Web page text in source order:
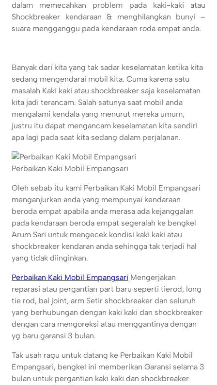
dalam memecahkan problem pada kaki-kaki atau
Shockbreaker kendaraan & menghilangkan bunyi –
suara mengganggu pada kendaraan roda empat anda.
Banyak dari kita yang tak sadar keselamatan ketika kita
sedang mengendarai mobil kita. Cuma karena satu
masalah Kaki kaki atau shockbreaker saja keselamatan
kita jadi terancam. Salah satunya saat mobil anda
mengalami kendala yang menurut mereka umum,
justru itu dapat mengancam keselamatan kita sendiri
apa lagi pada saat kita sedang dalam perjalanan.
Perbaikan Kaki Mobil Empangsari
Oleh sebab itu kami Perbaikan Kaki Mobil Empangsari
menganjurkan anda yang mempunyai kendaraan
beroda empat apabila anda merasa ada kejanggalan
pada kendaraan beroda empat segeralah ke bengkel
Arum Sari untuk mengecek kondisi kaki kaki atau
shockbreaker kendaran anda sehingga tak terjadi hal
yang tidak diinginkan.
Perbaikan Kaki Mobil Empangsari Mengerjakan
reparasi atau pergantian part baru seperti tierod, long
tie rod, bal joint, arm Setir shockbreaker dan seluruh
yang berhubungan dengan kaki kaki dan shockbreaker
dengan cara mengoreksi atau menggantinya dengan
yg baru garansi 3 bulan.
Tak usah ragu untuk datang ke Perbaikan Kaki Mobil
Empangsari, bengkel ini memberikan Garansi selama 3
bulan untuk pergantian kaki kaki dan shockbreaker